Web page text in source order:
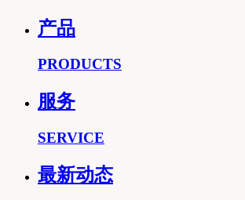
产品
PRODUCTS
服务
SERVICE
最新动态